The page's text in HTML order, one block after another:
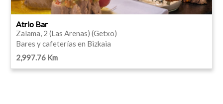
Atrio Bar
Zalama, 2 (Las Arenas) (Getxo)
Bares y cafeterías en Bizkaia
2,997.76 Km